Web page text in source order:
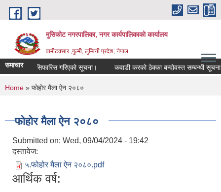
Skip to main content
मुसिकोट नगरपालिका, नगर कार्यपालिकाकाे कार्यालय
वामीटक्सार ,गुल्मी, लुम्बिनी प्रदेश, नेपाल
समाचार गरिएको सूचना। कवाडी करको ठेक्का बन्दोवस्त सम्बन्धी सूचना
You are here
Home » फोहोर मैला ऐन २०८०
फोहोर मैला ऐन २०८०
Submitted on: Wed, 09/04/2024 - 19:42
दस्तावेज:
५.फोहोर मैला ऐन २०८०.pdf
आर्थिक वर्ष: